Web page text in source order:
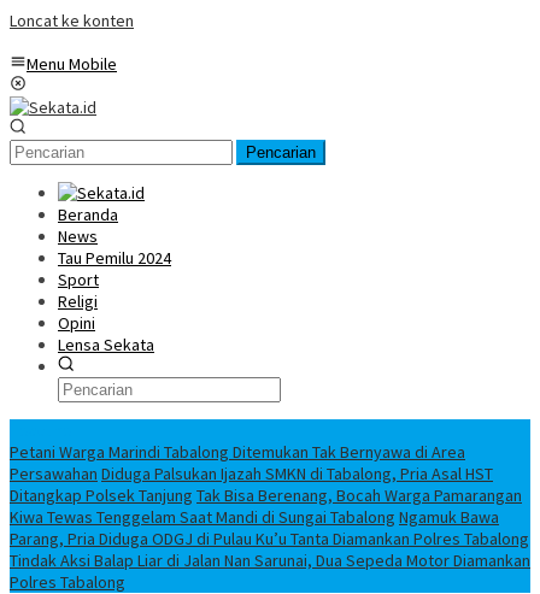
Loncat ke konten
Menu Mobile
Pencarian
Beranda
News
Tau Pemilu 2024
Sport
Religi
Opini
Lensa Sekata
Petani Warga Marindi Tabalong Ditemukan Tak Bernyawa di Area
Persawahan Diduga Palsukan Ijazah SMKN di Tabalong, Pria Asal HST
Ditangkap Polsek Tanjung Tak Bisa Berenang, Bocah Warga Pamarangan
Kiwa Tewas Tenggelam Saat Mandi di Sungai Tabalong Ngamuk Bawa
Parang, Pria Diduga ODGJ di Pulau Ku’u Tanta Diamankan Polres Tabalong
Tindak Aksi Balap Liar di Jalan Nan Sarunai, Dua Sepeda Motor Diamankan
Polres Tabalong